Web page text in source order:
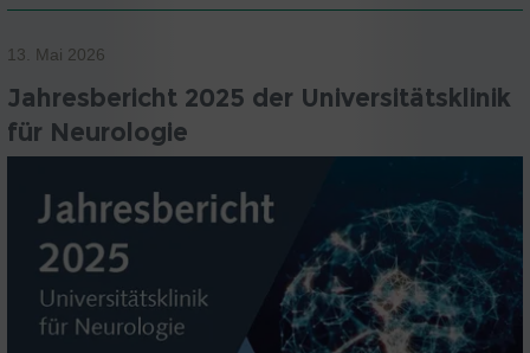
13. Mai 2026
Jahresbericht 2025 der Universitätsklinik
für Neurologie